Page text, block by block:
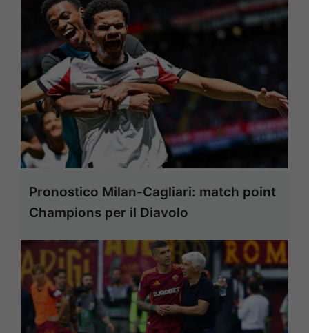
Pronostico Milan-Cagliari: match point
Champions per il Diavolo